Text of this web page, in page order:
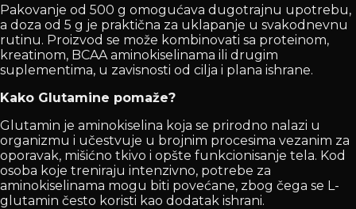
Pakovanje od 500 g omogućava dugotrajnu upotrebu,
a doza od 5 g je praktična za uklapanje u svakodnevnu
rutinu. Proizvod se može kombinovati sa proteinom,
kreatinom, BCAA aminokiselinama ili drugim
suplementima, u zavisnosti od cilja i plana ishrane.
Kako Glutamine pomaže?
Glutamin je aminokiselina koja se prirodno nalazi u
organizmu i učestvuje u brojnim procesima vezanim za
oporavak, mišićno tkivo i opšte funkcionisanje tela. Kod
osoba koje treniraju intenzivno, potrebe za
aminokiselinama mogu biti povećane, zbog čega se L-
glutamin često koristi kao dodatak ishrani.